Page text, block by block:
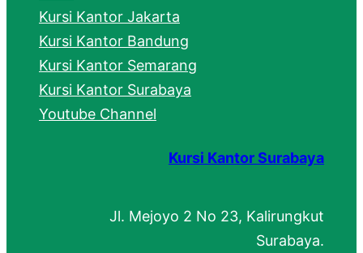
Kursi Kantor Jakarta
Kursi Kantor Bandung
Kursi Kantor Semarang
Kursi Kantor Surabaya
Youtube Channel
Kursi Kantor Surabaya
Jl. Mejoyo 2 No 23, Kalirungkut
Surabaya.